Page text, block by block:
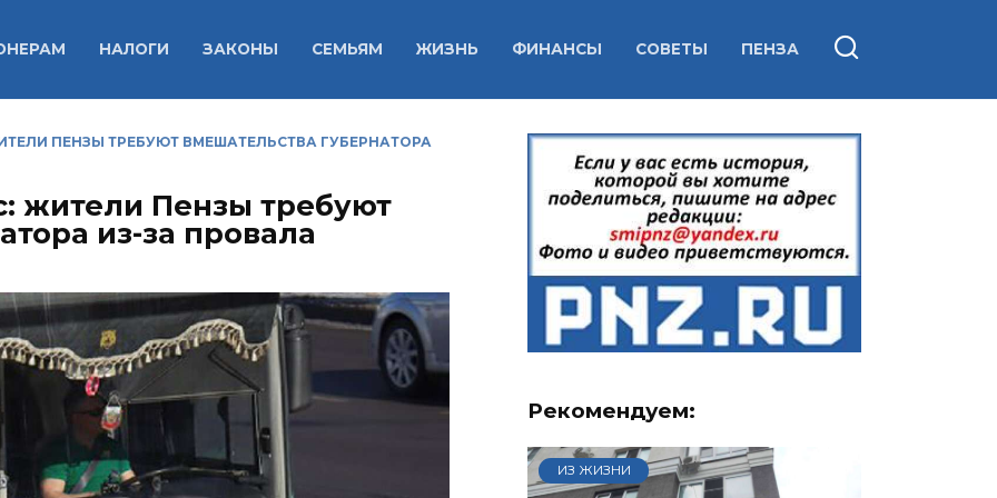
НАЛОГИ ЗАКОНЫ СЕМЬЯМ ЖИЗНЬ ФИНАНСЫ СОВЕТЫ ПЕНЗА
ПЕНЗЫ ТРЕБУЮТ ВМЕШАТЕЛЬСТВА ГУБЕРНАТОРА
жители Пензы требуют
из-за провала
Рекомендуем:
ИЗ ЖИЗНИ